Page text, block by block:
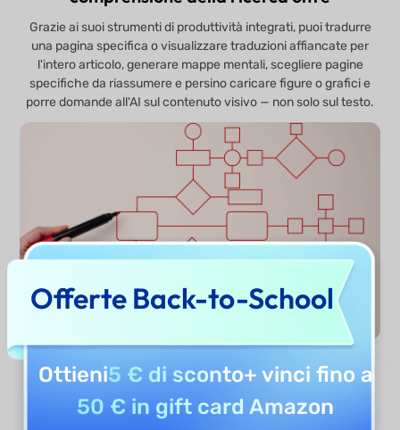
Grazie ai suoi strumenti di produttività integrati, puoi tradurre
una pagina specifica o visualizzare traduzioni affiancate per
l'intero articolo, generare mappe mentali, scegliere pagine
specifiche da riassumere e persino caricare figure o grafici e
porre domande all'AI sul contenuto visivo — non solo sul testo.
Analizza Ora
Offerte Back-to-School
Ottieni5 € di sconto+ vinci fino a
50 € in gift card Amazon